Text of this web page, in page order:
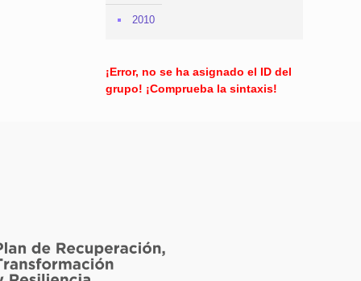
2010
¡Error, no se ha asignado el ID del
grupo! ¡Comprueba la sintaxis!